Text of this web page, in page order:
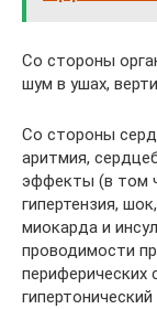
Со стороны
шум в ушах,
Со стороны
аритмия,
эффекты (в том
гипертензия,
миокарда и
проводимости
периферических
гипертонический